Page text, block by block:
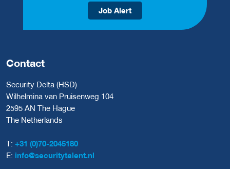
Job Alert
Contact
Security Delta (HSD)
Wilhelmina van Pruisenweg 104
2595 AN The Hague
The Netherlands
T: +31 (0)70-2045180
E: info@securitytalent.nl